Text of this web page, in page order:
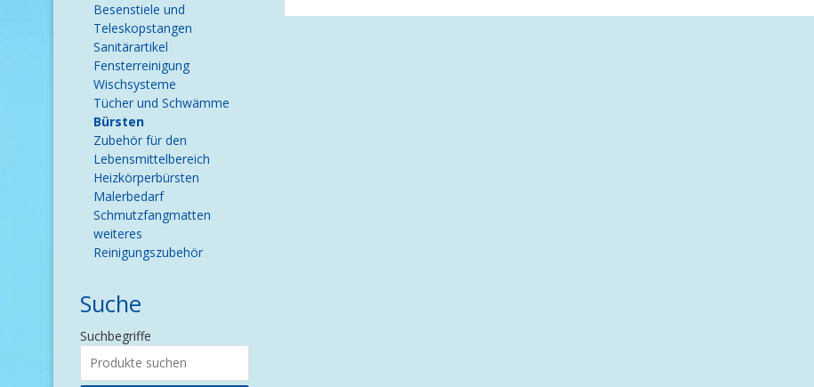
Besenstiele und
Teleskopstangen
Sanitärartikel
Fensterreinigung
Wischsysteme
Tücher und Schwämme
Bürsten
Zubehör für den
Lebensmittelbereich
Heizkörperbürsten
Malerbedarf
Schmutzfangmatten
weiteres
Reinigungszubehör
Suche
Suchbegriffe